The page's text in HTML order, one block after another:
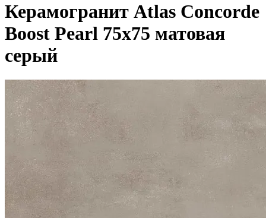
Керамогранит Atlas Concorde
Boost Pearl 75x75 матовая
серый